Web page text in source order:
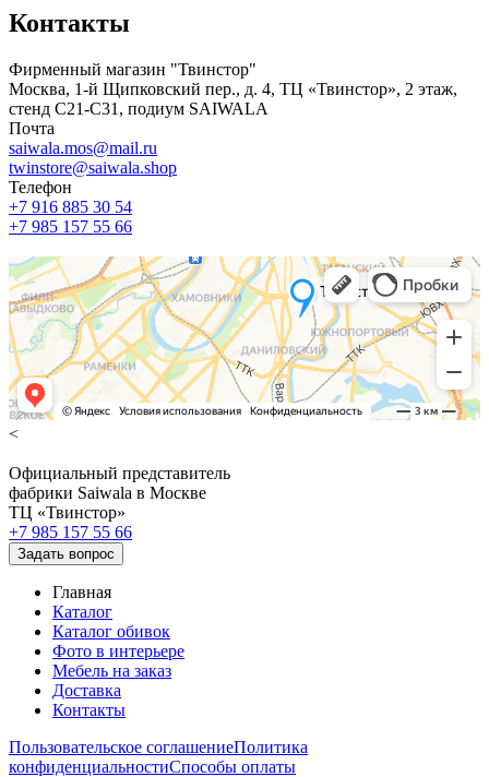
Контакты
Фирменный магазин "Твинстор"
Москва, 1-й Щипковский пер., д. 4, ТЦ «Твинстор», 2 этаж,
стенд С21-С31, подиум SAIWALA
Почта
saiwala.mos@mail.ru
twinstore@saiwala.shop
Телефон
+7 916 885 30 54
+7 985 157 55 66
<
Официальный представитель
фабрики Saiwala в Москве
ТЦ «Твинстор»
+7 985 157 55 66
Задать вопрос
Главная
Каталог
Каталог обивок
Фото в интерьере
Мебель на заказ
Доставка
Контакты
Пользовательское соглашениеПолитика
конфиденциальностиСпособы оплаты